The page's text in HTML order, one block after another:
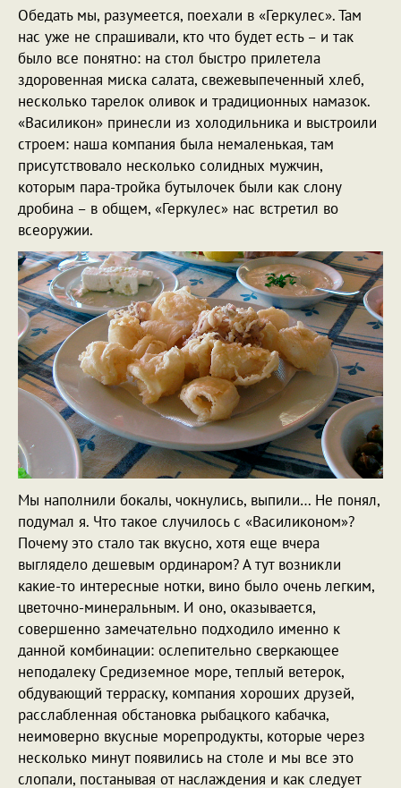
Обедать мы, разумеется, поехали в «Геркулес». Там
нас уже не спрашивали, кто что будет есть – и так
было все понятно: на стол быстро прилетела
здоровенная миска салата, свежевыпеченный хлеб,
несколько тарелок оливок и традиционных намазок.
«Василикон» принесли из холодильника и выстроили
строем: наша компания была немаленькая, там
присутствовало несколько солидных мужчин,
которым пара-тройка бутылочек были как слону
дробина – в общем, «Геркулес» нас встретил во
всеоружии.
Мы наполнили бокалы, чокнулись, выпили… Не понял,
подумал я. Что такое случилось с «Василиконом»?
Почему это стало так вкусно, хотя еще вчера
выглядело дешевым ординаром? А тут возникли
какие-то интересные нотки, вино было очень легким,
цветочно-минеральным. И оно, оказывается,
совершенно замечательно подходило именно к
данной комбинации: ослепительно сверкающее
неподалеку Средиземное море, теплый ветерок,
обдувающий терраску, компания хороших друзей,
расслабленная обстановка рыбацкого кабачка,
неимоверно вкусные морепродукты, которые через
несколько минут появились на столе и мы все это
слопали, постанывая от наслаждения и как следует